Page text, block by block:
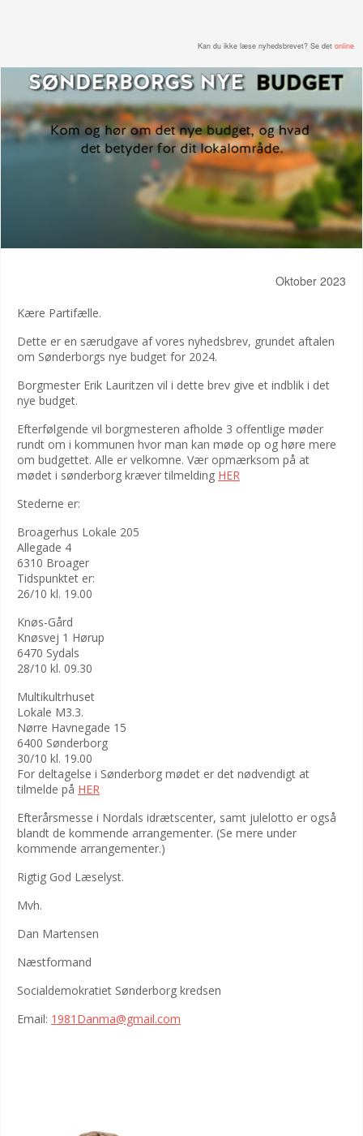
Kan du ikke læse nyhedsbrevet? Se det online
Oktober 2023
Kære Partifælle.
Dette er en særudgave af vores nyhedsbrev, grundet aftalen
om Sønderborgs nye budget for 2024.
Borgmester Erik Lauritzen vil i dette brev give et indblik i det
nye budget.
Efterfølgende vil borgmesteren afholde 3 offentlige møder
rundt om i kommunen hvor man kan møde op og høre mere
om budgettet. Alle er velkomne. Vær opmærksom på at
mødet i sønderborg kræver tilmelding HER
Stederne er:
Broagerhus Lokale 205
Allegade 4
6310 Broager
Tidspunktet er:
26/10 kl. 19.00
Knøs-Gård
Knøsvej 1 Hørup
6470 Sydals
28/10 kl. 09.30
Multikultrhuset
Lokale M3.3.
Nørre Havnegade 15
6400 Sønderborg
30/10 kl. 19.00
For deltagelse i Sønderborg mødet er det nødvendigt at
tilmelde på HER
Efterårsmesse i Nordals idrætscenter, samt julelotto er også
blandt de kommende arrangementer. (Se mere under
kommende arrangementer.)
Rigtig God Læselyst.
Mvh.
Dan Martensen
Næstformand
Socialdemokratiet Sønderborg kredsen
Email: 1981Danma@gmail.com